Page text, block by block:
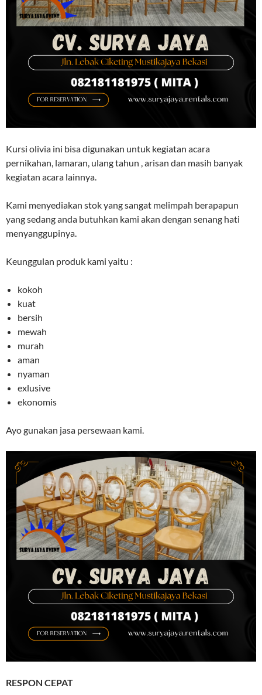
Kursi olivia ini bisa digunakan untuk kegiatan acara
pernikahan, lamaran, ulang tahun , arisan dan masih banyak
kegiatan acara lainnya.
Kami menyediakan stok yang sangat melimpah berapapun
yang sedang anda butuhkan kami akan dengan senang hati
menyanggupinya.
Keunggulan produk kami yaitu :
kokoh
kuat
bersih
mewah
murah
aman
nyaman
exlusive
ekonomis
Ayo gunakan jasa persewaan kami.
RESPON CEPAT